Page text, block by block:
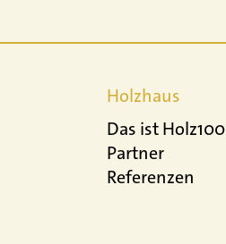
Holzhaus
Das ist Holz100
Partner
Referenzen